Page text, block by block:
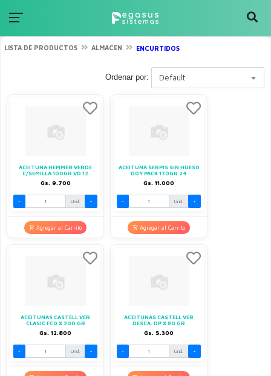
LISTA DE PRODUCTOS ALMACEN ENCURTIDOS
Ordenar por: Default
ACEITUNA HEMMER VERDE
C/SEMILLA 100GR VD 12
Gs. 9.700
- Und. +
Agregar al Carrito
ACEITUNA SERPIS SIN HUESO
DOY PACK 170GR 24
Gs. 11.000
- Und. +
Agregar al Carrito
ACEITUNAS CASTELL VER
CLASIC FCO X 200 GR
Gs. 12.800
- Und. +
ACEITUNAS CASTELL VER
DESCA. DP X 80 GR
Gs. 5.300
- Und. +